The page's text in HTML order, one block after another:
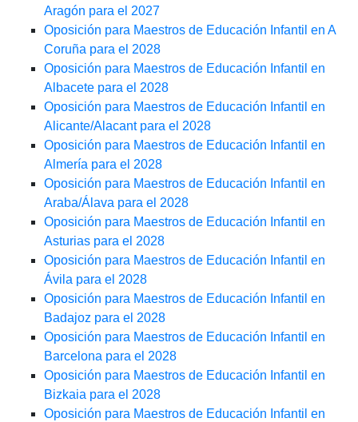
Aragón para el 2027
Oposición para Maestros de Educación Infantil en A
Coruña para el 2028
Oposición para Maestros de Educación Infantil en
Albacete para el 2028
Oposición para Maestros de Educación Infantil en
Alicante/Alacant para el 2028
Oposición para Maestros de Educación Infantil en
Almería para el 2028
Oposición para Maestros de Educación Infantil en
Araba/Álava para el 2028
Oposición para Maestros de Educación Infantil en
Asturias para el 2028
Oposición para Maestros de Educación Infantil en
Ávila para el 2028
Oposición para Maestros de Educación Infantil en
Badajoz para el 2028
Oposición para Maestros de Educación Infantil en
Barcelona para el 2028
Oposición para Maestros de Educación Infantil en
Bizkaia para el 2028
Oposición para Maestros de Educación Infantil en